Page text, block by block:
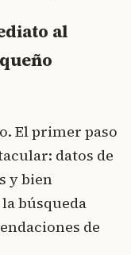
al
El primer paso
datos de
y bien
búsqueda
de